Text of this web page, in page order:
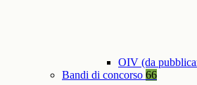
OIV (da
Bandi di concorso 66